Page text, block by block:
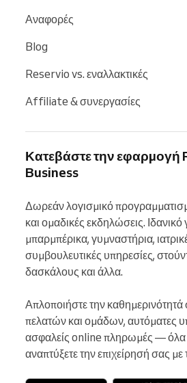
Αναφορές
Blog
Reservio vs. εναλλακτικές
Affiliate & συνεργασίες
Κατεβάστε την εφαρμογή
Business
Δωρεάν λογισμικό
και ομαδικές εκδηλώσεις.
μπαρμπέρικα, γυμναστήρια,
συμβουλευτικές υπηρεσίες,
δασκάλους και άλλα.
Απλοποιήστε την καθημερινότητά
πελατών και ομάδων, αυτόματες
ασφαλείς online πληρωμές — όλα
αναπτύξετε την επιχείρησή σας